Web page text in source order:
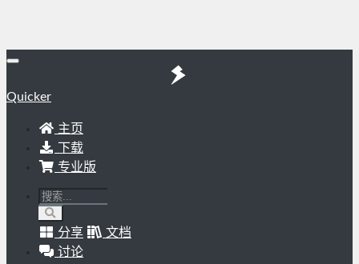
Quicker
主页
下载
专业版
分享
文档
讨论